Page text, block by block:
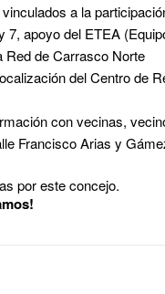
a la
apoyo del ETEA
Red de Carrasco Norte
del Centro de
con vecinas,
Francisco Arias y
por este concejo.